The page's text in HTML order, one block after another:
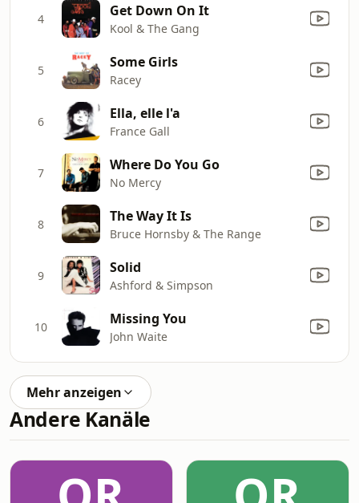
4 Get Down On It
Kool & The Gang
5 Some Girls
Racey
6 Ella, elle l'a
France Gall
7 Where Do You Go
No Mercy
8 The Way It Is
Bruce Hornsby & The Range
9 Solid
Ashford & Simpson
10 Missing You
John Waite
Mehr anzeigen
Andere Kanäle